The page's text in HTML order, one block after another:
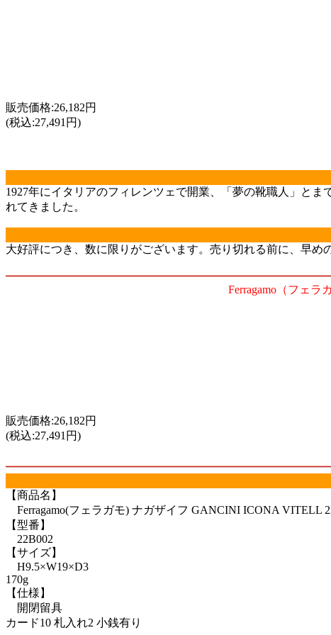
販売価格:26,182円
(税込:27,491円)
1927年にイタリアのフィレンツェで開業、「夢の靴職人」と
れてきました。
大好評につき、数に限りがございます。売り切れる前に、早め
Ferragamo（フェラ
販売価格:26,182円
(税込:27,491円)
【商品名】
Ferragamo(フェラガモ) ナガザイフ GANCINI ICONA VITELL
【型番】
22B002
【サイズ】
H9.5×W19×D3
170g
【仕様】
開閉留具
カード10 札入れ2 小銭有り